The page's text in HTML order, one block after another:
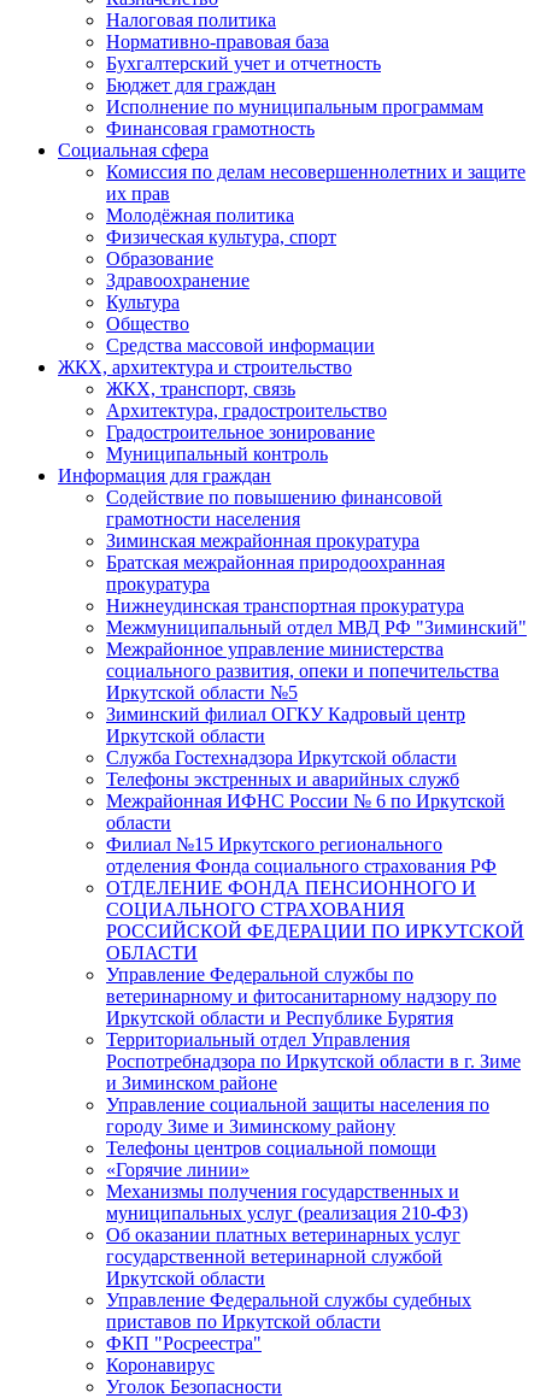
Налоговая политика
Нормативно-правовая база
Бухгалтерский учет и отчетность
Бюджет для граждан
Исполнение по муниципальным программам
Финансовая грамотность
Социальная сфера
Комиссия по делам несовершеннолетних и защите
их прав
Молодёжная политика
Физическая культура, спорт
Образование
Здравоохранение
Культура
Общество
Средства массовой информации
ЖКХ, архитектура и строительство
ЖКХ, транспорт, связь
Архитектура, градостроительство
Градостроительное зонирование
Муниципальный контроль
Информация для граждан
Содействие по повышению финансовой
грамотности населения
Зиминская межрайонная прокуратура
Братская межрайонная природоохранная
прокуратура
Нижнеудинская транспортная прокуратура
Межмуниципальный отдел МВД РФ "Зиминский"
Межрайонное управление министерства
социального развития, опеки и попечительства
Иркутской области №5
Зиминский филиал ОГКУ Кадровый центр
Иркутской области
Служба Гостехнадзора Иркутской области
Телефоны экстренных и аварийных служб
Межрайонная ИФНС России № 6 по Иркутской
области
Филиал №15 Иркутского регионального
отделения Фонда социального страхования РФ
ОТДЕЛЕНИЕ ФОНДА ПЕНСИОННОГО И
СОЦИАЛЬНОГО СТРАХОВАНИЯ
РОССИЙСКОЙ ФЕДЕРАЦИИ ПО ИРКУТСКОЙ
ОБЛАСТИ
Управление Федеральной службы по
ветеринарному и фитосанитарному надзору по
Иркутской области и Республике Бурятия
Территориальный отдел Управления
Роспотребнадзора по Иркутской области в г. Зиме
и Зиминском районе
Управление социальной защиты населения по
городу Зиме и Зиминскому району
Телефоны центров социальной помощи
«Горячие линии»
Механизмы получения государственных и
муниципальных услуг (реализация 210-ФЗ)
Об оказании платных ветеринарных услуг
государственной ветеринарной службой
Иркутской области
Управление Федеральной службы судебных
приставов по Иркутской области
ФКП "Росреестра"
Коронавирус
Уголок Безопасности